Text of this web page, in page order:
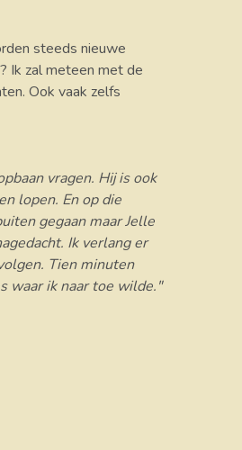
steeds nieuwe
Ik zal meteen met de
Ook vaak zelfs
vragen. Hij is ook
lopen. En op die
gegaan maar Jelle
Ik verlang er
Tien minuten
waar ik naar toe wilde."